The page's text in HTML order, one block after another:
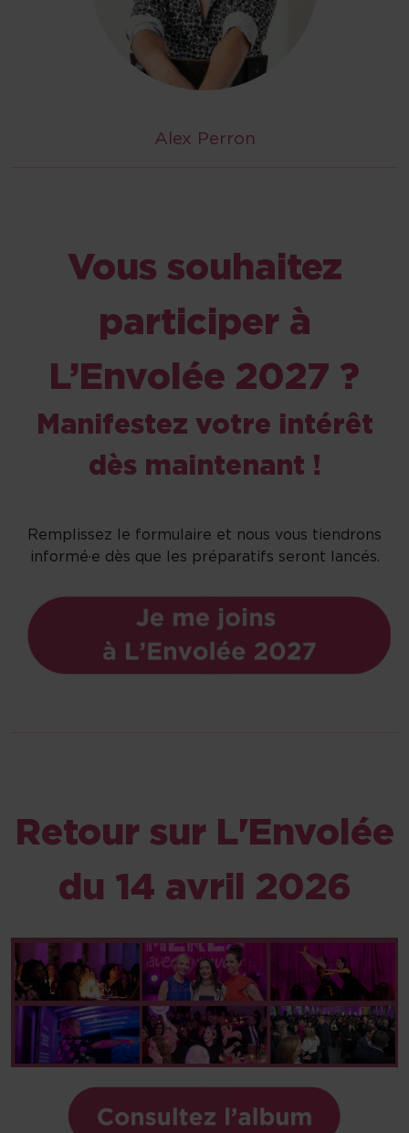
Alex Perron
Vous souhaitez
participer à
L’Envolée 2027 ?
Manifestez votre intérêt
dès maintenant !
Remplissez le formulaire et nous vous tiendrons
informé·e dès que les préparatifs seront lancés.
Retour sur L'Envolée
du 14 avril 2026